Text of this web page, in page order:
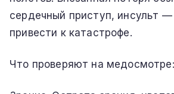
сердечный приступ, инсульт
привести к катастрофе.
Что проверяют на медосмотре: